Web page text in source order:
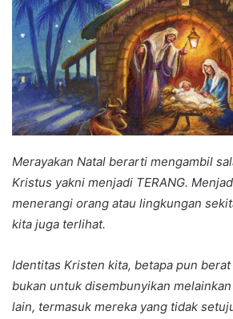
Merayakan Natal berarti mengambil
Kristus yakni menjadi TERANG.
menerangi orang atau lingkungan
kita juga terlihat.
Identitas Kristen kita, betapa pun
bukan untuk disembunyikan
lain, termasuk mereka yang tidak